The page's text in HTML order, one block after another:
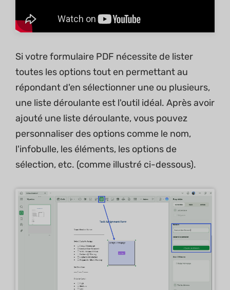
Si votre formulaire PDF nécessite de lister
toutes les options tout en permettant au
répondant d'en sélectionner une ou plusieurs,
une liste déroulante est l'outil idéal. Après avoir
ajouté une liste déroulante, vous pouvez
personnaliser des options comme le nom,
l'infobulle, les éléments, les options de
sélection, etc. (comme illustré ci-dessous).